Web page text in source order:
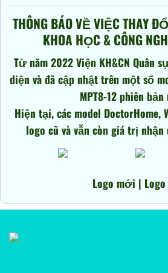
THÔNG BÁO VỀ VIỆC THAY
KHOA HỌC & CÔNG
Từ năm 2022 Viện KH&CN Quân
diện và đã cập nhật trên một số
MPT8-12 phiên
Hiện tại, các model DoctorHome,
logo cũ và vẫn còn giá trị
Logo mới | Logo